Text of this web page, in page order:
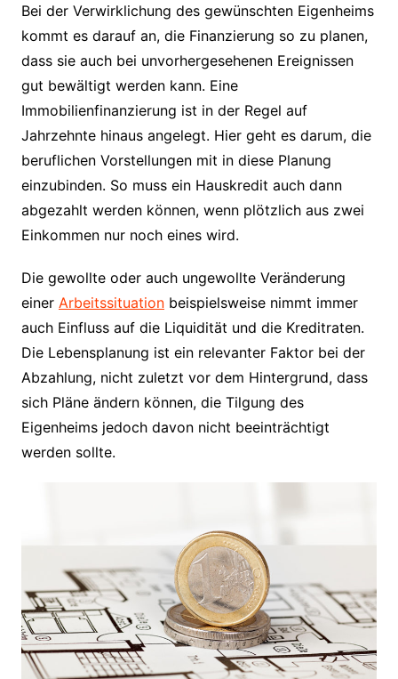
Bei der Verwirklichung des gewünschten Eigenheims
kommt es darauf an, die Finanzierung so zu planen,
dass sie auch bei unvorhergesehenen Ereignissen
gut bewältigt werden kann. Eine
Immobilienfinanzierung ist in der Regel auf
Jahrzehnte hinaus angelegt. Hier geht es darum, die
beruflichen Vorstellungen mit in diese Planung
einzubinden. So muss ein Hauskredit auch dann
abgezahlt werden können, wenn plötzlich aus zwei
Einkommen nur noch eines wird.
Die gewollte oder auch ungewollte Veränderung
einer Arbeitssituationbeispielsweise nimmt immer
auch Einfluss auf die Liquidität und die Kreditraten.
Die Lebensplanung ist ein relevanter Faktor bei der
Abzahlung, nicht zuletzt vor dem Hintergrund, dass
sich Pläne ändern können, die Tilgung des
Eigenheims jedoch davon nicht beeinträchtigt
werden sollte.